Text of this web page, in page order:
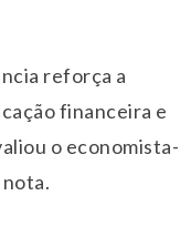
reforça a
financeira e
o economista-